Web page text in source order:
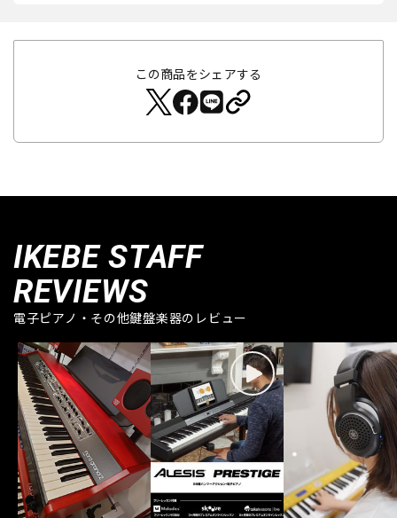
この商品をシェアする
IKEBE STAFF
REVIEWS
電子ピアノ・その他鍵盤楽器のレビュー